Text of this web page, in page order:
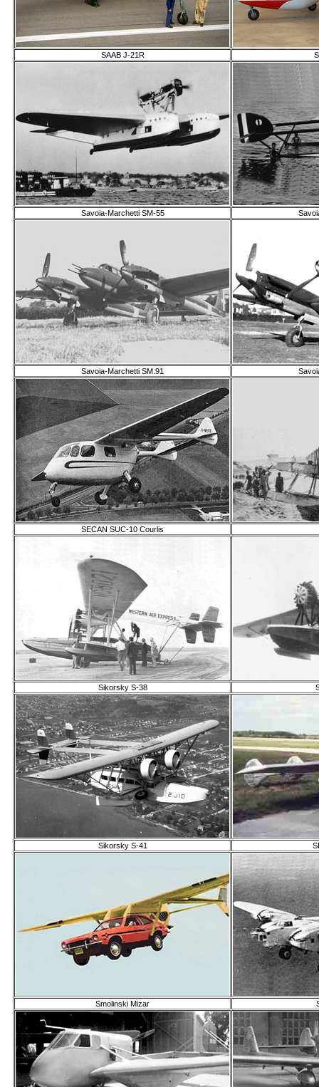
SAAB J-21R
Savoia-Marchetti SM-55
Savoia-Marchetti SM.91
SECAN SUC-10 Courlis
Sikorsky S-38
Sikorsky S-41
Smolinski Mizar